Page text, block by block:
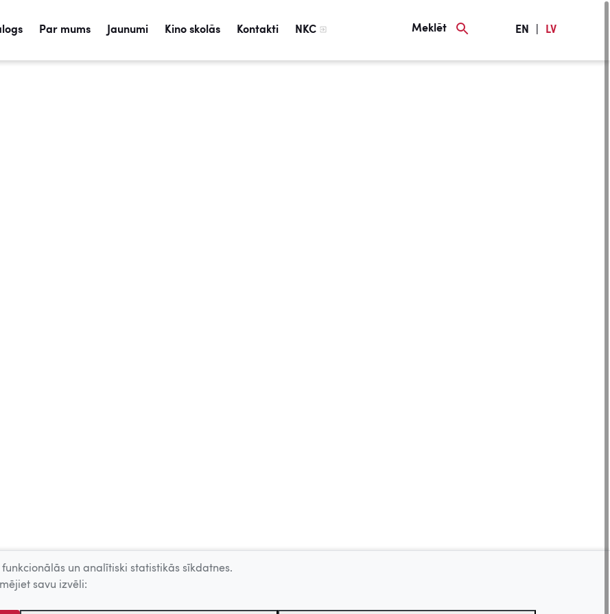
Par mums Jaunumi Kino skolās Kontakti NKC Meklēt EN LV
un analītiski statistikās sīkdatnes.
savu izvēli: